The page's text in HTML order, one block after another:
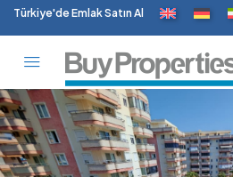
Türkiye'de Emlak Satın Al